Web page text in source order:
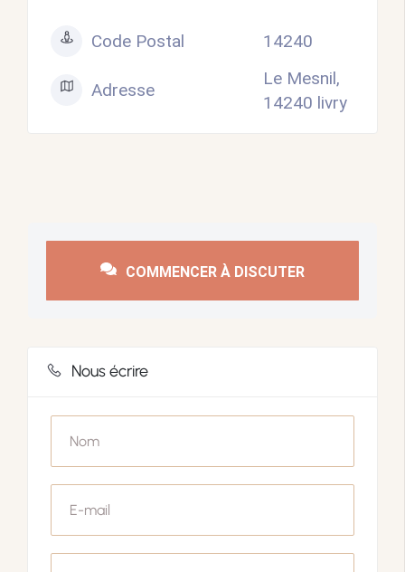
Code Postal 14240
Adresse
Le Mesnil,
14240 livry
COMMENCER À DISCUTER
Nous écrire